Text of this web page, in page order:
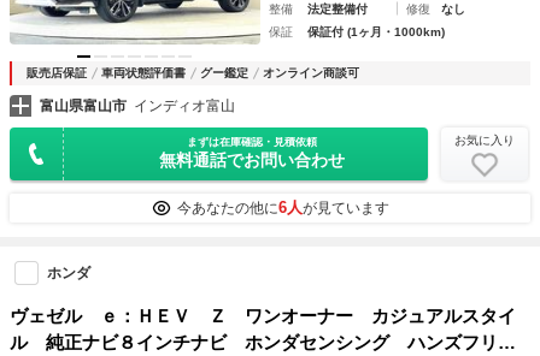
整備
法定整備付 修復
なし
保証
保証付 (1ヶ月・1000km)
販売店保証 車両状態評価書 グー鑑定 オンライン商談可
富山県富山市 インディオ富山
まずは在庫確認・見積依頼
無料通話でお問い合わせ
お気に入り
今あなたの他に6人が見ています
ホンダ
ヴェゼル ｅ：ＨＥＶ Ｚ ワンオーナー カジュアルスタイ
ル 純正ナビ８インチナビ ホンダセンシング ハンズフリー